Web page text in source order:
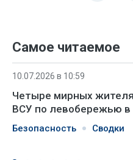
Самое читаемое
10.07.2026 в 10:59
Четыре мирных
ВСУ по левобережью в
Безопасность Сводки